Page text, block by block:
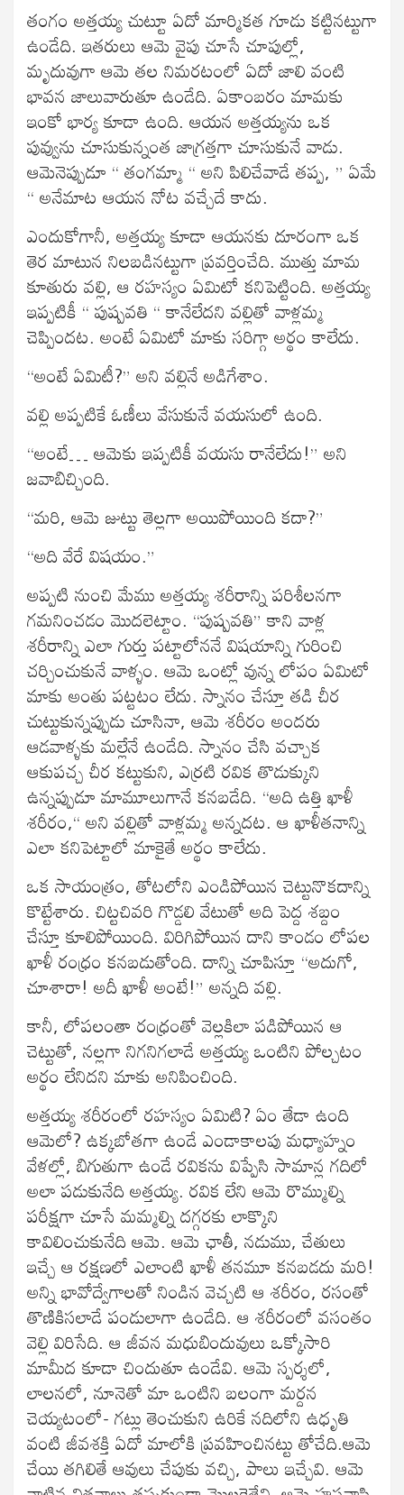
తంగం అత్తయ్య చుట్టూ ఏదో మార్మికత గూడు కట్టినట్టుగా
ఉండేది. ఇతరులు ఆమె వైపు చూసే చూపుల్లో,
మృదువుగా ఆమె తల నిమరటంలో ఏదో జాలి వంటి
భావన జాలువారుతూ ఉండేది. ఏకాంబరం మామకు
ఇంకో భార్య కూడా ఉంది. ఆయన అత్తయ్యను ఒక
పువ్వును చూసుకున్నంత జాగ్రత్తగా చూసుకునే వాడు.
ఆమెనెప్పుడూ “ తంగమ్మా “ అని పిలిచేవాడే తప్ప, ” ఏమే
“ అనేమాట ఆయన నోట వచ్చేదే కాదు.
ఎందుకోగానీ, అత్తయ్య కూడా ఆయనకు దూరంగా ఒక
తెర మాటున నిలబడినట్టుగా ప్రవర్తించేది. ముత్తు మామ
కూతురు వల్లి, ఆ రహస్యం ఏమిటో కనిపెట్టింది. అత్తయ్య
ఇప్పటికీ “ పుష్పవతి “ కానేలేదని వల్లితో వాళ్లమ్మ
చెప్పిందట. అంటే ఏమిటో మాకు సరిగ్గా అర్థం కాలేదు.
“అంటే ఏమిటీ?” అని వల్లినే అడిగేశాం.
వల్లి అప్పటికే ఓణీలు వేసుకునే వయసులో ఉంది.
“అంటే… ఆమెకు ఇప్పటికీ వయసు రానేలేదు!” అని
జవాబిచ్చింది.
“మరి, ఆమె జుట్టు తెల్లగా అయిపోయింది కదా?”
“అది వేరే విషయం.”
అప్పటి నుంచి మేము అత్తయ్య శరీరాన్ని పరిశీలనగా
గమనించడం మొదలెట్టాం. “పుష్పవతి” కాని వాళ్ల
శరీరాన్ని ఎలా గుర్తు పట్టాలోననే విషయాన్ని గురించి
చర్చించుకునే వాళ్ళం. ఆమె ఒంట్లో వున్న లోపం ఏమిటో
మాకు అంతు పట్టటం లేదు. స్నానం చేస్తూ తడి చీర
చుట్టుకున్నప్పుడు చూసినా, ఆమె శరీరం అందరు
ఆడవాళ్ళకు మల్లేనే ఉండేది. స్నానం చేసి వచ్చాక
ఆకుపచ్చ చీర కట్టుకుని, ఎర్రటి రవిక తొడుక్కుని
ఉన్నప్పుడూ మామూలుగానే కనబడేది. “అది ఉత్తి ఖాళీ
శరీరం,“ అని వల్లితో వాళ్లమ్మ అన్నదట. ఆ ఖాళీతనాన్ని
ఎలా కనిపెట్టాలో మాకైతే అర్థం కాలేదు.
ఒక సాయంత్రం, తోటలోని ఎండిపోయిన చెట్టునొకదాన్ని
కొట్టేశారు. చిట్టచివరి గొడ్డలి వేటుతో అది పెద్ద శబ్దం
చేస్తూ కూలిపోయింది. విరిగిపోయిన దాని కాండం లోపల
ఖాళీ రంధ్రం కనబడుతోంది. దాన్ని చూపిస్తూ “అదుగో,
చూశారా! అదీ ఖాళీ అంటే!” అన్నది వల్లి.
కానీ, లోపలంతా రంధ్రంతో వెల్లకిలా పడిపోయిన ఆ
చెట్టుతో, నల్లగా నిగనిగలాడే అత్తయ్య ఒంటిని పోల్చటం
అర్థం లేనిదని మాకు అనిపించింది.
అత్తయ్య శరీరంలో రహస్యం ఏమిటి? ఏం తేడా ఉంది
ఆమెలో? ఉక్కబోతగా ఉండే ఎండాకాలపు మధ్యాహ్నం
వేళల్లో, బిగుతుగా ఉండే రవికను విప్పేసి సామాన్ల గదిలో
అలా పడుకునేది అత్తయ్య. రవిక లేని ఆమె రొమ్ముల్ని
పరీక్షగా చూసే మమ్మల్ని దగ్గరకు లాక్కొని
కావిలించుకునేది ఆమె. ఆమె ఛాతీ, నడుము, చేతులు
ఇచ్చే ఆ రక్షణలో ఎలాంటి ఖాళీ తనమూ కనబడదు మరి!
అన్ని భావోద్వేగాలతో నిండిన వెచ్చటి ఆ శరీరం, రసంతో
తొణికిసలాడే పండులాగా ఉండేది. ఆ శరీరంలో వసంతం
వెల్లి విరిసేది. ఆ జీవన మధుబిందువులు ఒక్కోసారి
మామీద కూడా చిందుతూ ఉండేవి. ఆమె స్పర్శలో,
లాలనలో, నూనెతో మా ఒంటిని బలంగా మర్దన
చెయ్యటంలో- గట్లు తెంచుకుని ఉరికే నదిలోని ఉధృతి
వంటి జీవశక్తి ఏదో మాలోకి ప్రవహించినట్టు తోచేది.ఆమె
చేయి తగిలితే ఆవులు చేపుకు వచ్చి, పాలు ఇచ్చేవి. ఆమె